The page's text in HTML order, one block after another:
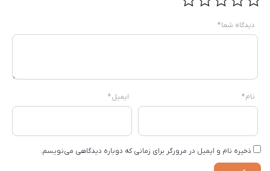
دیدگاه شما*
نام* ایمیل*
ذخیره نام و ایمیل در مرورگر برای زمانی که دوباره دیدگاهی می‌نویسم.